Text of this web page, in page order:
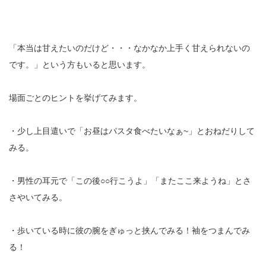
「本当は甘えたいのだけど・・・なかなか上手く甘えられないの
です。」という方もいると思います。
場面ごとのヒントを挙げてみます。
・少し上目遣いで「お昼はパスタ食べたいなぁ~」とおねだりして
みる。
・男性の耳元で「この後○○行こうよ」「またここ来ようね」とさ
さやいてみる。
・歩いている時に彼の腕をぎゅっと挟んでみる！袖をつまんでみ
る！